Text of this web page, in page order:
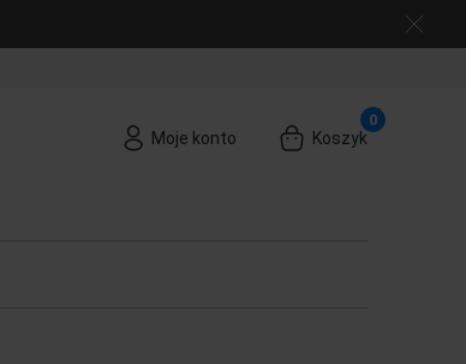
Moje konto Koszyk